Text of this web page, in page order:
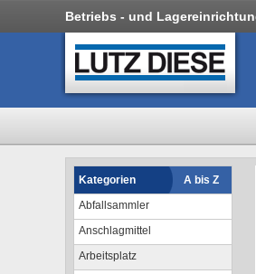
Betriebs - und
Kategorien
A bis Z
Abfallsammler
Anschlagmittel
Arbeitsplatz